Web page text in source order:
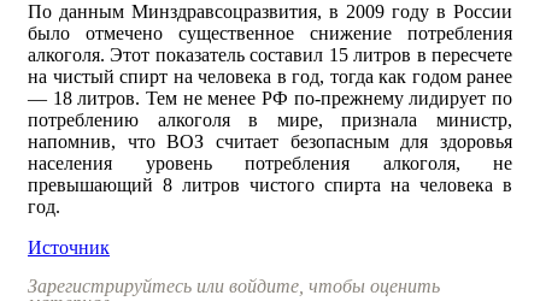
По данным Минздравсоцразвития, в 2009 году в России
было отмечено существенное снижение потребления
алкоголя. Этот показатель составил 15 литров в пересчете
на чистый спирт на человека в год, тогда как годом ранее
— 18 лит­ров. Тем не менее РФ по-прежнему лидирует по
потреблению алкоголя в мире, признала министр,
напомнив, что ВОЗ считает безопасным для здоровья
населения уровень потребления алкоголя, не
превышающий 8 литров чистого спирта на человека в
год.
Источник
Зарегистрируйтесь или войдите, чтобы оценить